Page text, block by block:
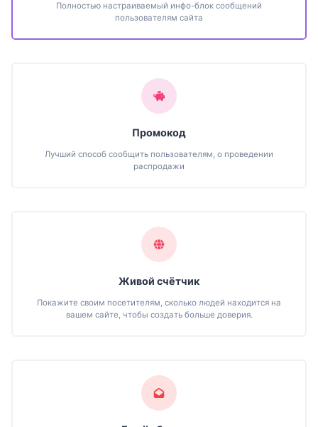
Полностью настраиваемый инфо-блок сообщений
пользователям сайта
Промокод
Лучший способ сообщить пользователям, о проведении
распродажи
Живой счётчик
Покажите своим посетителям, сколько людей находится на
вашем сайте, чтобы создать больше доверия.